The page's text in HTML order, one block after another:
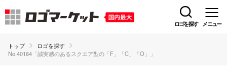
ロゴを探す メニュー
トップ
ロゴを探す
No.40164「誠実感のあるスクエア型の「F」「C」「O」」